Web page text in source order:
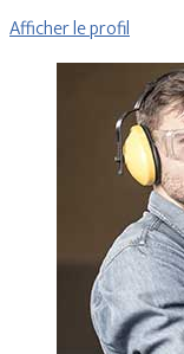
Afficher le profil